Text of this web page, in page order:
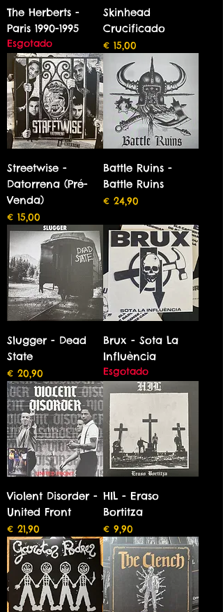
The Herberts -
Paris 1990-1995
Esgotado
Skinhead
Crucificado
Preço
€ 15,00
Streetwise -
Datorrena (Pré-
Venda)
Preço
€ 15,00
Battle Ruins -
Battle Ruins
Preço
€ 24,90
Slugger - Dead
State
Preço
€ 20,90
Brux - Sota La
Influència
Esgotado
Violent Disorder -
United Front
Preço
€ 21,90
HIL - Eraso
Bortitza
Preço
€ 9,90